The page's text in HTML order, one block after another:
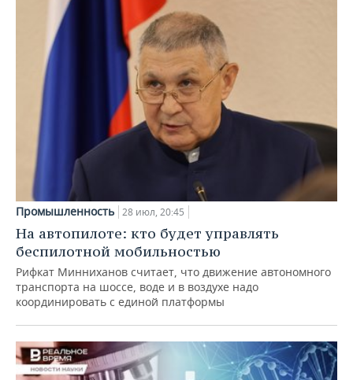
Промышленность 28 июл, 20:45
На автопилоте: кто будет управлять
беспилотной мобильностью
Рифкат Минниханов считает, что движение автономного
транспорта на шоссе, воде и в воздухе надо
координировать с единой платформы